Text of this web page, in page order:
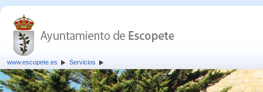
www.escopete.es Servicios